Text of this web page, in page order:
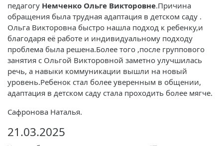
педагогу Немченко Ольге Викторовне.Причина
обращения была трудная адаптация в детском саду .
Ольга Викторовна быстро нашла подход к ребенку,и
благодаря её работе и индивидуальному подходу
проблема была решена.Более того ,после группового
занятия с Ольгой Викторовной заметно улучшилась
речь, а навыки коммуникации вышли на новый
уровень.Ребенок стал более уверенным в общении,
адаптация в детском саду стала проходить более мягче.
Сафронова Наталья.
21.03.2025